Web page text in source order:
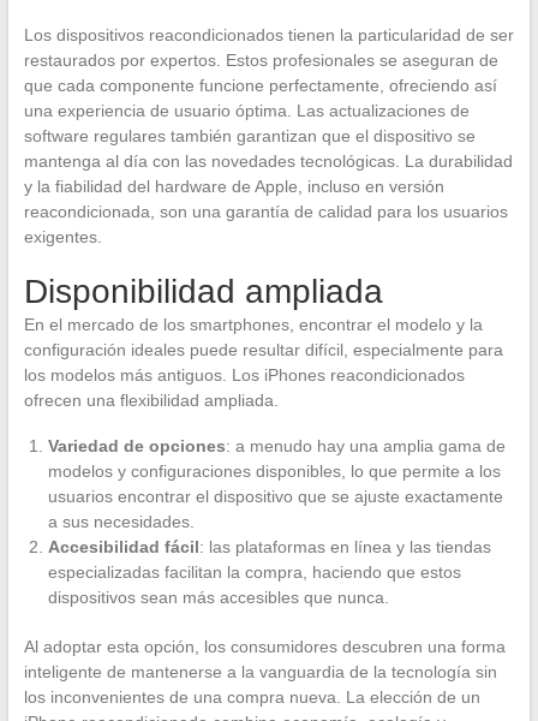
Los dispositivos reacondicionados tienen la particularidad de ser
restaurados por expertos. Estos profesionales se aseguran de
que cada componente funcione perfectamente, ofreciendo así
una experiencia de usuario óptima. Las actualizaciones de
software regulares también garantizan que el dispositivo se
mantenga al día con las novedades tecnológicas. La durabilidad
y la fiabilidad del hardware de Apple, incluso en versión
reacondicionada, son una garantía de calidad para los usuarios
exigentes.
Disponibilidad ampliada
En el mercado de los smartphones, encontrar el modelo y la
configuración ideales puede resultar difícil, especialmente para
los modelos más antiguos. Los iPhones reacondicionados
ofrecen una flexibilidad ampliada.
Variedad de opciones: a menudo hay una amplia gama de
modelos y configuraciones disponibles, lo que permite a los
usuarios encontrar el dispositivo que se ajuste exactamente
a sus necesidades.
Accesibilidad fácil: las plataformas en línea y las tiendas
especializadas facilitan la compra, haciendo que estos
dispositivos sean más accesibles que nunca.
Al adoptar esta opción, los consumidores descubren una forma
inteligente de mantenerse a la vanguardia de la tecnología sin
los inconvenientes de una compra nueva. La elección de un